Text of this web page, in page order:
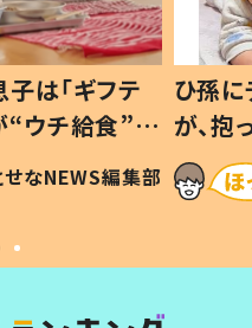
は「ギフテ
“ウチ給食”を
は #令和の親
せなNEWS編集部
ひ孫
が、
「涙が
い」